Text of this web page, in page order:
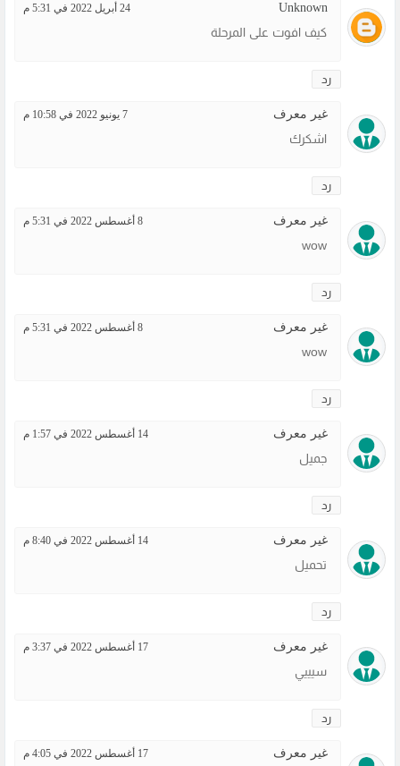
Unknown 24 أبريل 2022 في 5:31 م
كيف افوت على المرحلة
رد
غير معرف 7 يونيو 2022 في 10:58 م
اشكرك
رد
غير معرف 8 أغسطس 2022 في 5:31 م
wow
رد
غير معرف 8 أغسطس 2022 في 5:31 م
wow
رد
غير معرف 14 أغسطس 2022 في 1:57 م
جميل
رد
غير معرف 14 أغسطس 2022 في 8:40 م
تحميل
رد
غير معرف 17 أغسطس 2022 في 3:37 م
سيييي
رد
غير معرف 17 أغسطس 2022 في 4:05 م